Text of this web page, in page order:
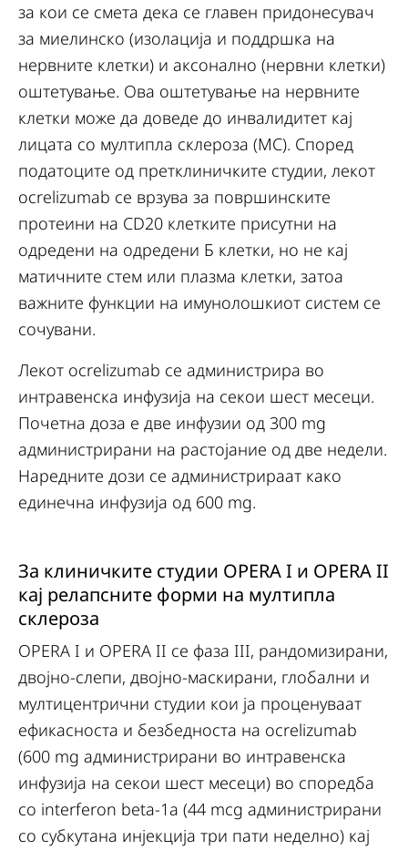
за кои се смета дека се главен придонесувач
за миелинско (изолација и поддршка на
нервните клетки) и аксонално (нервни клетки)
оштетување. Ова оштетување на нервните
клетки може да доведе до инвалидитет кај
лицата со мултипла склероза (МС). Според
податоците од претклиничките студии, лекот
ocrelizumab се врзува за површинските
протеини на СD20 клетките присутни на
одредени на одредени Б клетки, но не кај
матичните стем или плазма клетки, затоа
важните функции на имунолошкиот систем се
сочувани.
Лекот ocrelizumab се администрира во
интравенска инфузија на секои шест месеци.
Почетна доза е две инфузии од 300 mg
администрирани на растојание од две недели.
Наредните дози се администрираат како
единечна инфузија од 600 mg.
За клиничките студии OPERA I и OPERA II
кај релапсните форми на мултипла
склероза
OPERA I и OPERA II се фаза III, рандомизирани,
двојно-слепи, двојно-маскирани, глобални и
мултицентрични студии кои ја проценуваат
ефикасноста и безбедноста на ocrelizumab
(600 mg администрирани во интравенска
инфузија на секои шест месеци) во споредба
со interferon beta-1a (44 mcg администрирани
со субкутана инјекција три пати неделно) кај